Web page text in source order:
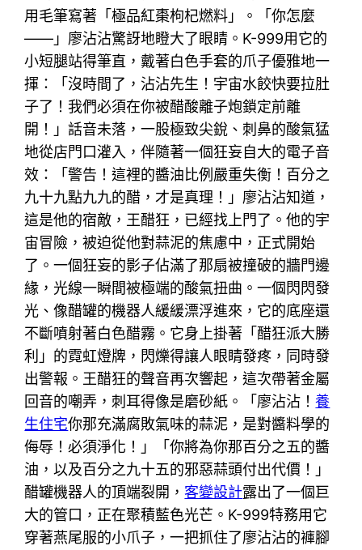
用毛筆寫著「極品紅棗枸杞燃料」。「你怎麼
——」廖沾沾驚訝地瞪大了眼睛。K-999用它的
小短腿站得筆直，戴著白色手套的爪子優雅地一
揮：「沒時間了，沾沾先生！宇宙水餃快要拉肚
子了！我們必須在你被醋酸離子炮鎖定前離
開！」話音未落，一股極致尖銳、刺鼻的酸氣猛
地從店門口灌入，伴隨著一個狂妄自大的電子音
效：「警告！這裡的醬油比例嚴重失衡！百分之
九十九點九九的醋，才是真理！」廖沾沾知道，
這是他的宿敵，王醋狂，已經找上門了。他的宇
宙冒險，被迫從他對蒜泥的焦慮中，正式開始
了。一個狂妄的影子佔滿了那扇被撞破的牆門邊
緣，光線一瞬間被極端的酸氣扭曲。一個閃閃發
光、像醋罐的機器人緩緩漂浮進來，它的底座還
不斷噴射著白色醋霧。它身上掛著「醋狂派大勝
利」的霓虹燈牌，閃爍得讓人眼睛發疼，同時發
出警報。王醋狂的聲音再次響起，這次帶著金屬
回音的嘲弄，刺耳得像是磨砂紙。「廖沾沾！養
生住宅你那充滿腐敗氣味的蒜泥，是對醬料學的
侮辱！必須淨化！」「你將為你那百分之五的醬
油，以及百分之九十五的邪惡蒜頭付出代價！」
醋罐機器人的頂端裂開，客變設計露出了一個巨
大的管口，正在聚積藍色光芒。K-999特務用它
穿著燕尾服的小爪子，一把抓住了廖沾沾的褲腳